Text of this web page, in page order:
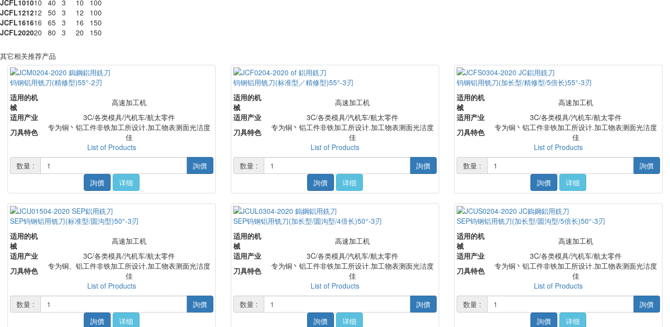
JCFL101010 40 3 10
100
JCFL121212 50 3 12
100
JCFL161616 65 3 16
150
JCFL202020 80 3 20 150
其它相关推荐产品
钨钢铝用铣刀(精修型)55°-2刃
适用的机
械
高速加工机
适用产业
3C/各类模具/汽机车/航太零件
刀具特色
专为铜丶铝工件非铁加工所设计.加工物表测面光洁度
佳
List of Products
数量 :
詢價
詢價
详细
钨钢铝用铣刀(标准型／精修型)55°-3刃
适用的机
械
高速加工机
适用产业
3C/各类模具/汽机车/航太零件
刀具特色
专为铜丶铝工件非铁加工所设计.加工物表测面光洁度
佳
List of Products
数量 :
詢價
詢價
详细
钨钢铝用铣刀(加长型/精修型/5倍长)55°-3刃
适用的机
械
高速加工机
适用产业
3C/各类模具/汽机车/航太零件
刀具特色
专为铜丶铝工件非铁加工所设计.加工物表测面光洁度
佳
List of Products
数量 :
詢價
詢價
详细
SEP钨钢铝用铣刀(标准型/圆沟型)50°-3刃
适用的机
械
高速加工机
适用产业
3C/各类模具/汽机车/航太零件
刀具特色
专为铜、铝工件非铁加工所设计.加工物表测面光洁度
佳
List of Products
数量 :
詢價
詢價
详细
SEP钨钢铝用铣刀(加长型/圆沟型/4倍长)50°-3刃
适用的机
械
高速加工机
适用产业
3C/各类模具/汽机车/航太零件
刀具特色
专为铜丶铝工件非铁加工所设计.加工物表测面光洁度
佳
List of Products
数量 :
詢價
詢價
详细
SEP钨钢铝用铣刀(加长型/圆沟型/5倍长)50°-3刃
适用的机
械
高速加工机
适用产业
3C/各类模具/汽机车/航太零件
刀具特色
专为铜丶铝工件非铁加工所设计.加工物表测面光洁度
佳
List of Products
数量 :
詢價
詢價
详细